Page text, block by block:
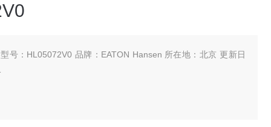
号：HL05072V0 品牌：EATON Hansen 所在地：北京 更新日